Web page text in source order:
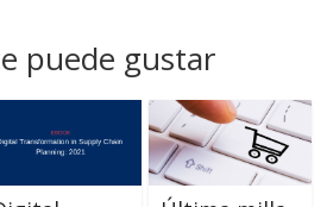
puede gustar